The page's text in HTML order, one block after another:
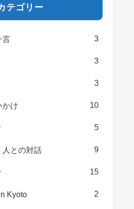
テゴリー
言 3
3
3
かけ 10
5
人との対話 9
15
Kyoto 2